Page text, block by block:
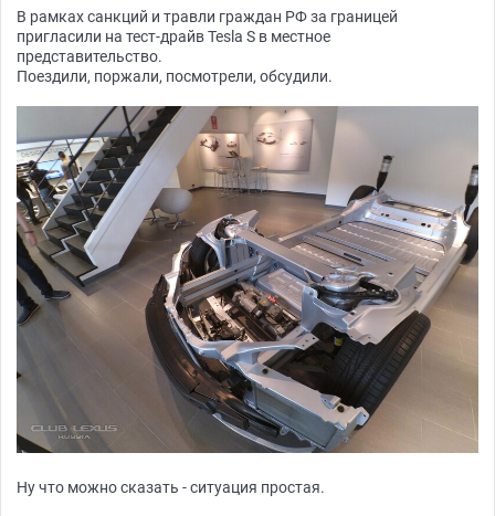
В рамках санкций и травли граждан РФ за границей
пригласили на тест-драйв Tesla S в местное
представительство.
Поездили, поржали, посмотрели, обсудили.
Ну что можно сказать - ситуация простая.